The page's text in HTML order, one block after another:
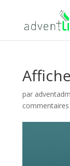
par
commentaires